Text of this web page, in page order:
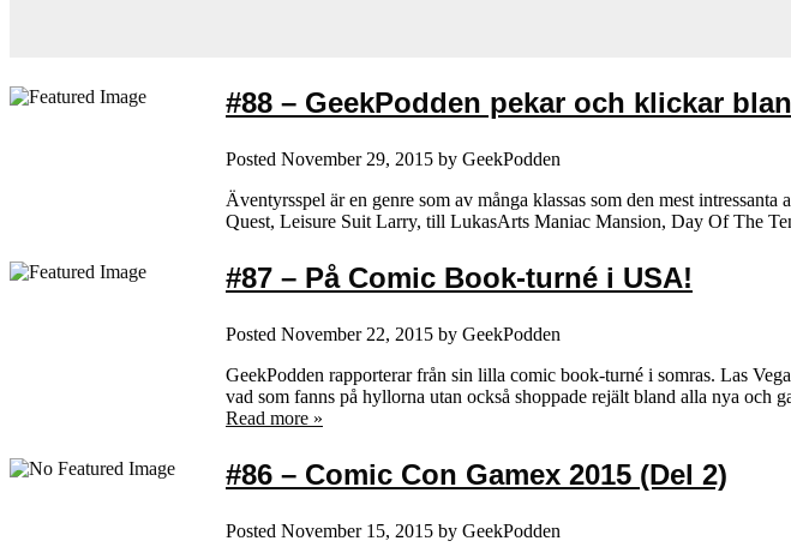
&
#88 – GeekPodden pekar och klickar
Posted November 29, 2015 by GeekPodden
Äventyrsspel är en genre som av många klassas som den mest
Quest, Leisure Suit Larry, till LukasArts Maniac Mansion, Day Of The
#87 – På Comic Book-turné i USA!
Posted November 22, 2015 by GeekPodden
GeekPodden rapporterar från sin lilla comic book-turné i somras. Las
vad som fanns på hyllorna utan också shoppade rejält bland alla nya
Read more »
#86 – Comic Con Gamex 2015 (Del 2)
Posted November 15, 2015 by GeekPodden